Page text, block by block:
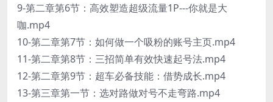
9-第二章第6节：高效塑造超级流量1P---你就是大
咖.mp4
10-第二章第7节：如何做一个吸粉的账号主页.mp4
11-第二章第8节：三招简单有效快速起号法.mp4
12-第二章第9节：超车必备技能：借势成长.mp4
13-第三章第一节：选对路做对号不走弯路.mp4